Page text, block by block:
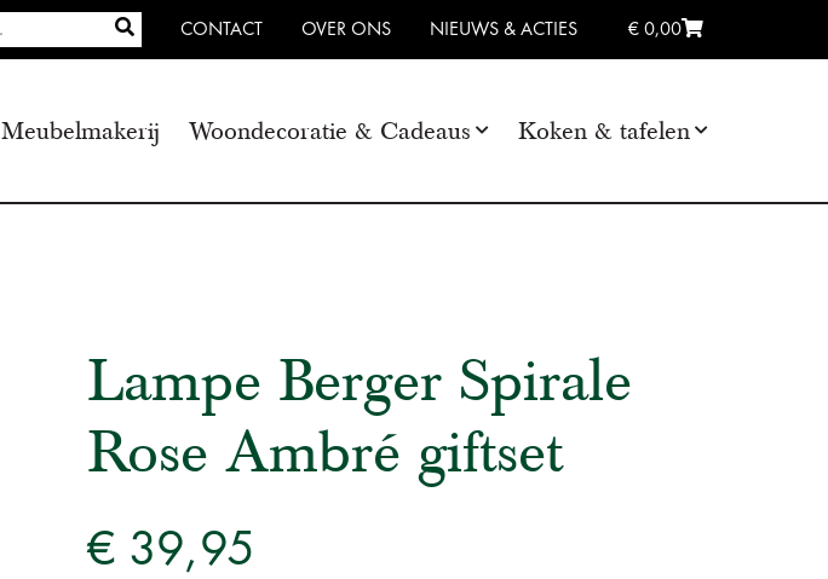
CONTACT OVER ONS NIEUWS & ACTIES € 0,00
Meubelmakerij Woondecoratie & Cadeaus Koken & tafelen
Lampe Berger Spirale
Rose Ambré giftset
€ 39,95